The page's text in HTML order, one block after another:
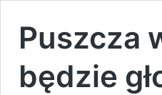
Puszcza
będzie